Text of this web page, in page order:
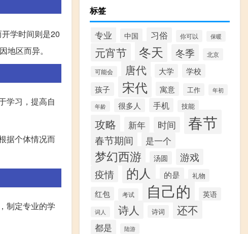
学时间则是20
区而异。
学习，提高自
据个体情况而
制定专业的学
标签
专业 中国 习俗 你可以 保暖
元宵节 冬天 冬季 北京
可能会 唐代 大学
学校
孩子
宋代 寓意 工作 年初
年龄 很多人 手机 技能
攻略 新年 时间 春节
春节期间 是一个
梦幻西游 汤圆 游戏
疫情 的人 的是 礼物
红包 考试 自己的 英语
词人 诗人 诗词 还不
都是 陆游